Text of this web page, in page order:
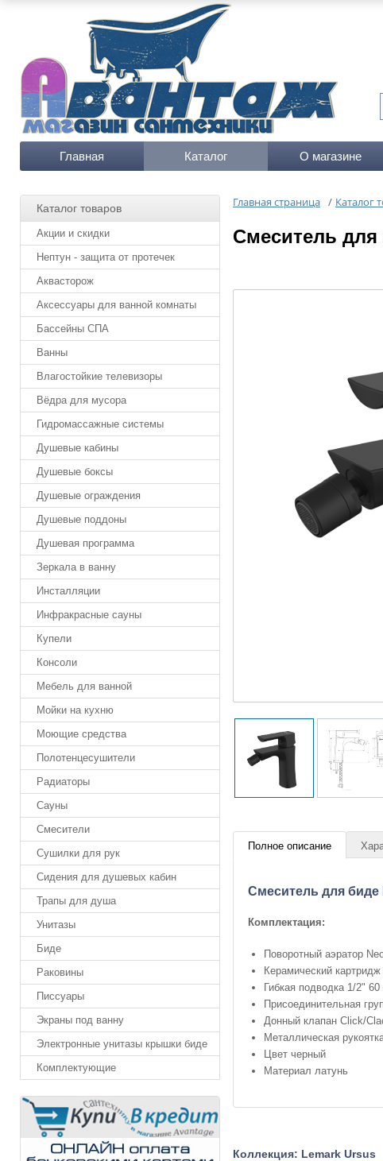
Главная Каталог О магазине
Каталог товаров
Акции и скидки
Нептун - защита от протечек
Аквасторож
Аксессуары для ванной комнаты
Бассейны СПА
Ванны
Влагостойкие телевизоры
Вёдра для мусора
Гидромассажные системы
Душевые кабины
Душевые боксы
Душевые ограждения
Душевые поддоны
Душевая программа
Зеркала в ванну
Инсталляции
Инфракрасные сауны
Купели
Консоли
Мебель для ванной
Мойки на кухню
Моющие средства
Полотенцесушители
Радиаторы
Сауны
Смесители
Сушилки для рук
Сидения для душевых кабин
Трапы для душа
Унитазы
Биде
Раковины
Писсуары
Экраны под ванну
Электронные унитазы крышки биде
Комплектующие
Главная страница / Каталог
Cмеситель
Полное описание
Cмеситель для
Комплектация:
Поворотный аэратор
Керамический
Гибкая подводка 1/2" 60
Присоединительная
Донный клапан Click/
Металлическая
Цвет черный
Материал латунь
Коллекция: Lemark Ursus